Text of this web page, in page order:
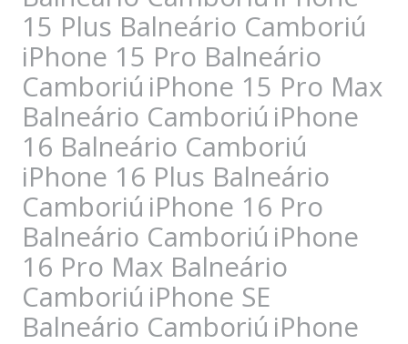
15 Plus Balneário Camboriú
iPhone 15 Pro Balneário
Camboriú iPhone 15 Pro Max
Balneário Camboriú iPhone
16 Balneário Camboriú
iPhone 16 Plus Balneário
Camboriú iPhone 16 Pro
Balneário Camboriú iPhone
16 Pro Max Balneário
Camboriú iPhone SE
Balneário Camboriú iPhone